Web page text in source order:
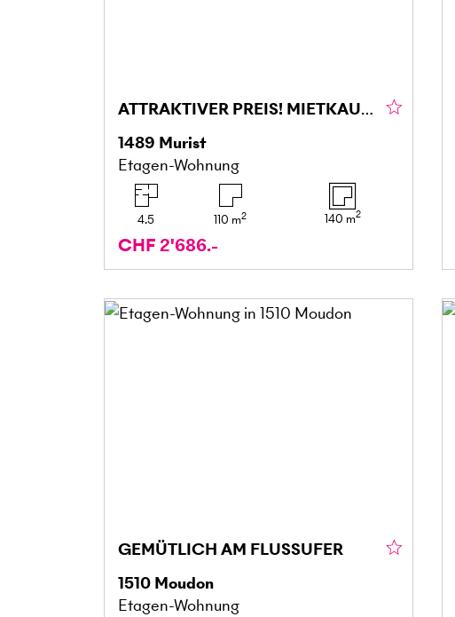
ATTRAKTIVER PREIS! MIETKAUF NICHT VERPASSEN
1489 Murist
Etagen-Wohnung
4.5 110 m2 140 m2
CHF 2'686.-
GEMÜTLICH AM FLUSSUFER
1510 Moudon
Etagen-Wohnung